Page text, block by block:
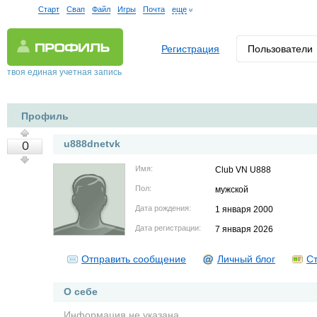
Старт Свап Файл Игры Почта еще
твоя единая учетная запись
Регистрация Пользователи
Профиль
0 u888dnetvk
Имя: Club VN U888
Пол: мужской
Дата рождения: 1 января 2000
Дата регистрации: 7 января 2026
Отправить сообщение Личный блог
О себе